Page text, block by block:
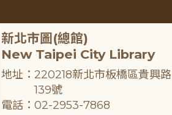
新北市圖(總館)
New Taipei City Library
地址：220218新北市板橋區貴興路
139號
電話：02-2953-7868